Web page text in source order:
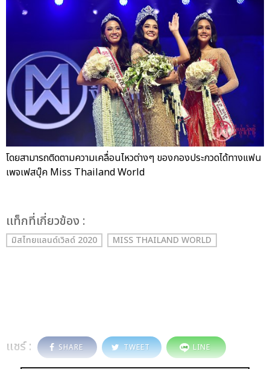
โดยสามารถติดตามความเคลื่อนไหวต่างๆ ของกองประกวดได้ทางแฟน
เพจเฟสบุ๊ค Miss Thailand World
เเท็กที่เกี่ยวข้อง :
มิสไทยแลนด์เวิลด์ 2020 MISS THAILAND WORLD
แชร์ : SHARE TWEET LINE